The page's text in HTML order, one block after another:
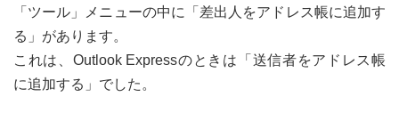
「ツール」メニューの中に「差出人をアドレス帳に追加す
る」があります。
これは、Outlook Expressのときは「送信者をアドレス帳
に追加する」でした。